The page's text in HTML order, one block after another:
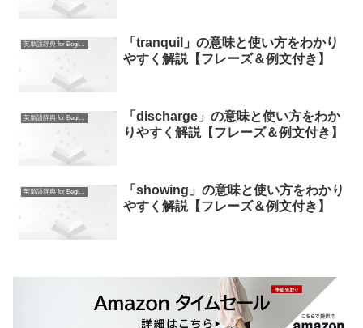
英単語辞典 for Beginners
「tranquil」の意味と使い方をわかり
やすく解説【フレーズ＆例文付き】
英単語辞典 for Beginners
「discharge」の意味と使い方をわか
りやすく解説【フレーズ＆例文付き】
英単語辞典 for Beginners
「showing」の意味と使い方をわかり
やすく解説【フレーズ＆例文付き】